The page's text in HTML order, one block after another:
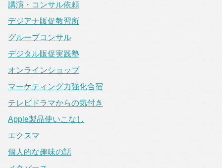
講演・コンサル依頼
デジアナ販促教習所
グループコンサル
デジタル販促実践塾
オンラインショップ
マーケティング力強化合宿
テレビドラマからの気付き
Apple製品使いこなし
エクスマ
個人的な趣味の話